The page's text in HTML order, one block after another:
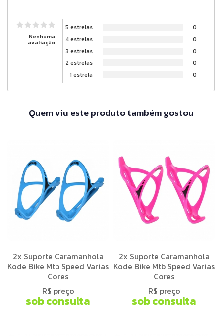
Nenhuma
avaliação
5 estrelas
0
4 estrelas
0
3 estrelas
0
2 estrelas
0
1 estrela
0
Quem viu este produto também gostou
2x Suporte Caramanhola
Kode Bike Mtb Speed Varias
Cores
R$ preço
sob consulta
2x Suporte Caramanhola
Kode Bike Mtb Speed Varias
Cores
R$ preço
sob consulta